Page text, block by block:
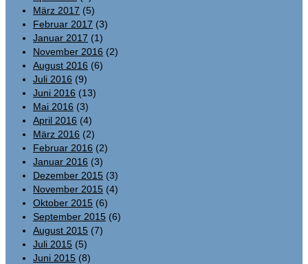
März 2017 (5)
Februar 2017 (3)
Januar 2017 (1)
November 2016 (2)
August 2016 (6)
Juli 2016 (9)
Juni 2016 (13)
Mai 2016 (3)
April 2016 (4)
März 2016 (2)
Februar 2016 (2)
Januar 2016 (3)
Dezember 2015 (3)
November 2015 (4)
Oktober 2015 (6)
September 2015 (6)
August 2015 (7)
Juli 2015 (5)
Juni 2015 (8)